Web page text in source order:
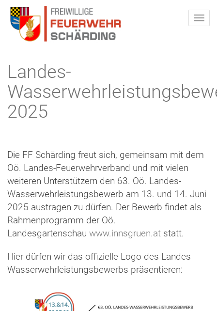
Landes-
2025
Die FF Schärding freut sich, gemeinsam mit dem
Oö. Landes-Feuerwehrverband und mit vielen
weiteren Unterstützern den 63. Oö. Landes-
Wasserwehrleistungsbewerb am 13. und 14. Juni
2025 austragen zu dürfen. Der Bewerb findet als
Rahmenprogramm der Oö.
Landesgartenschau www.innsgruen.at statt.
Hier dürfen wir das offizielle Logo des Landes-
Wasserwehrleistungsbewerbs präsentieren: